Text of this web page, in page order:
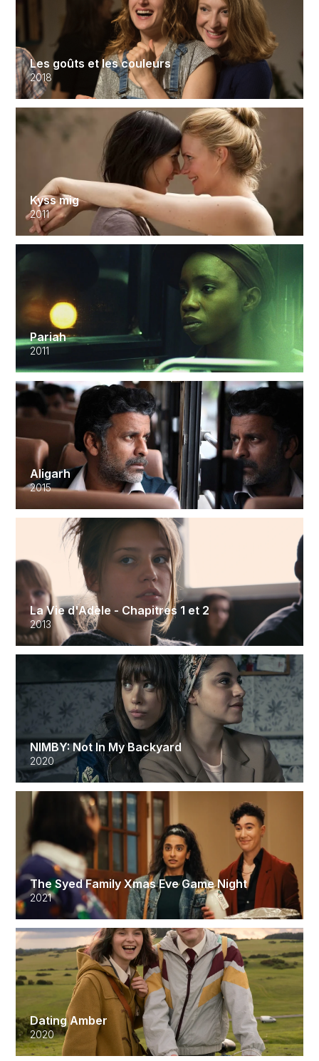
Les goûts et les couleurs
2018
Kyss mig
2011
Pariah
2011
Aligarh
2015
La Vie d'Adèle - Chapitres 1 et 2
2013
NIMBY: Not In My Backyard
2020
The Syed Family Xmas Eve Game Night
2021
Dating Amber
2020